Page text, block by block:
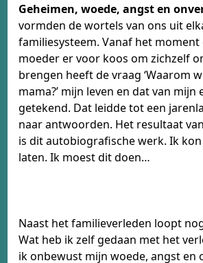
Geheimen, woede, angst en
vormden de wortels van ons uit
familiesysteem. Vanaf het
moeder er voor koos om zichzelf
brengen heeft de vraag ‘Waarom
mama?’ mijn leven en dat van mijn
getekend. Dat leidde tot een
naar antwoorden. Het resultaat
is dit autobiografische werk. Ik
laten. Ik moest dit doen…
Naast het familieverleden loopt
Wat heb ik zelf gedaan met het
ik onbewust mijn woede, angst en